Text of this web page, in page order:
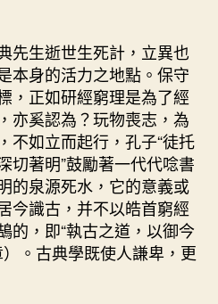
先生逝世生死計，立異也
本身的活力之地點。保守
，正如研經窮理是為了經
亦奚認為？玩物喪志，為
不如立而起行，孔子“徒托
切著明”鼓勵著一代代唸書
的泉源死水，它的意義或
今識古，并不以皓首窮經
的，即“執古之道，以御今
。古典學既使人謙卑，更